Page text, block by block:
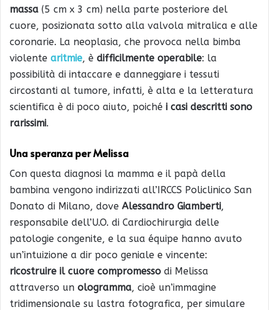
massa (5 cm x 3 cm) nella parte posteriore del
cuore, posizionata sotto alla valvola mitralica e alle
coronarie. La neoplasia, che provoca nella bimba
violente aritmie, è difficilmente operabile: la
possibilità di intaccare e danneggiare i tessuti
circostanti al tumore, infatti, è alta e la letteratura
scientifica è di poco aiuto, poiché i casi descritti sono
rarissimi.
Una speranza per Melissa
Con questa diagnosi la mamma e il papà della
bambina vengono indirizzati all’IRCCS Policlinico San
Donato di Milano, dove Alessandro Giamberti,
responsabile dell’U.O. di Cardiochirurgia delle
patologie congenite, e la sua équipe hanno avuto
un’intuizione a dir poco geniale e vincente:
ricostruire il cuore compromesso di Melissa
attraverso un ologramma, cioè un’immagine
tridimensionale su lastra fotografica, per simulare